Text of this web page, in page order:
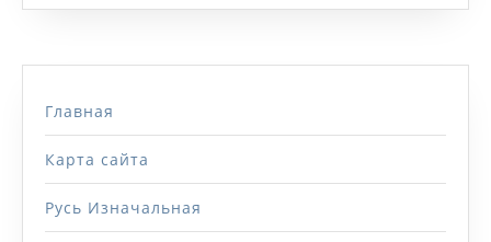
Главная
Карта сайта
Русь Изначальная